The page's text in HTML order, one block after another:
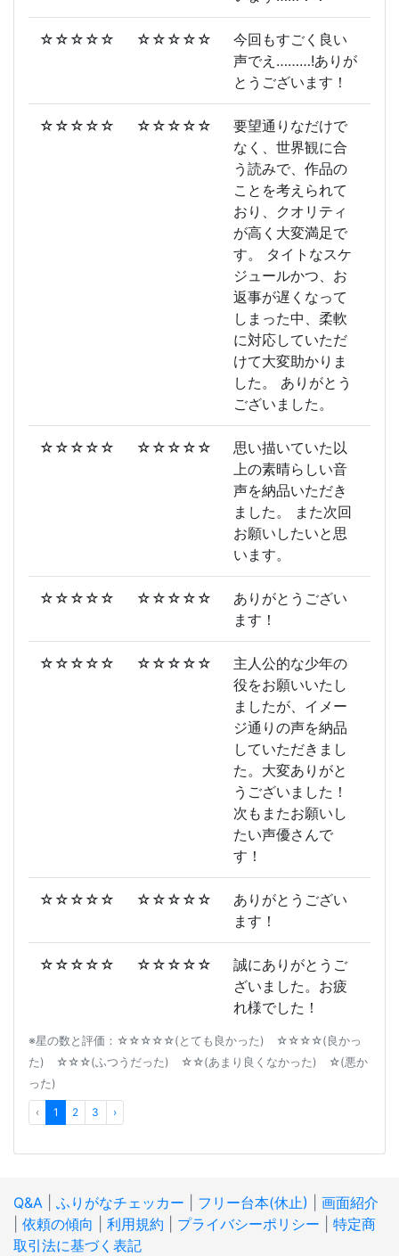
☆☆☆☆☆ ☆☆☆☆☆
今回もすごく良い
声でえ………!ありが
とうございます！
☆☆☆☆☆ ☆☆☆☆☆
要望通りなだけで
なく、世界観に合
う読みで、作品の
ことを考えられて
おり、クオリティ
が高く大変満足で
す。 タイトなスケ
ジュールかつ、お
返事が遅くなって
しまった中、柔軟
に対応していただ
けて大変助かりま
した。 ありがとう
ございました。
☆☆☆☆☆ ☆☆☆☆☆
思い描いていた以
上の素晴らしい音
声を納品いただき
ました。 また次回
お願いしたいと思
います。
☆☆☆☆☆ ☆☆☆☆☆
ありがとうござい
ます！
☆☆☆☆☆ ☆☆☆☆☆
主人公的な少年の
役をお願いいたし
ましたが、イメー
ジ通りの声を納品
していただきまし
た。大変ありがと
うございました！
次もまたお願いし
たい声優さんで
す！
☆☆☆☆☆ ☆☆☆☆☆
ありがとうござい
ます！
☆☆☆☆☆ ☆☆☆☆☆
誠にありがとうご
ざいました。お疲
れ様でした！
※星の数と評価：☆☆☆☆☆(とても良かった) ☆☆☆☆(良かっ
た) ☆☆☆(ふつうだった) ☆☆(あまり良くなかった) ☆(悪か
った)
‹ 1 2 3 ›
Q&A ふりがなチェッカー フリー台本(休止)
画面紹介
依頼の傾向 利用規約 プライバシーポリシー
特定商
取引法に基づく表記